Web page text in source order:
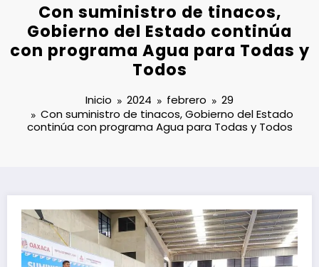
Con suministro de tinacos,
Gobierno del Estado continúa
con programa Agua para Todas y
Todos
Inicio 2024 febrero
29
Con suministro de tinacos, Gobierno del Estado
continúa con programa Agua para Todas y Todos